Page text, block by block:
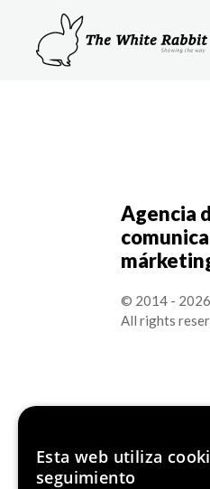
Agencia
© 2014 -
All rights
Esta web utiliza
seguimiento